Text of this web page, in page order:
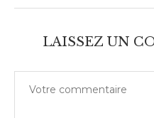
LAISSEZ UN